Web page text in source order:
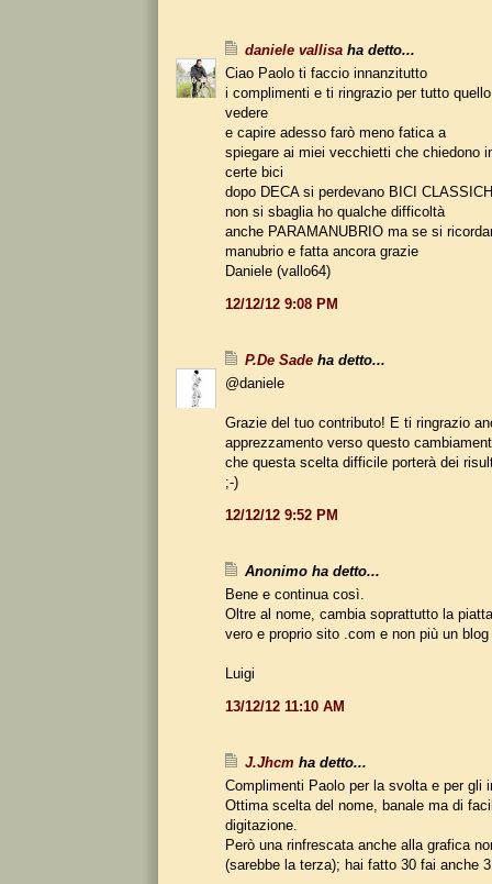
daniele vallisa ha detto...
Ciao Paolo ti faccio innanzitutto
i complimenti e ti ringrazio per tutto
vedere
e capire adesso farò meno fatica a
spiegare ai miei vecchietti che chiedono
certe bici
dopo DECA si perdevano BICI
non si sbaglia ho qualche difficoltà
anche PARAMANUBRIO ma se si
manubrio e fatta ancora grazie
Daniele (vallo64)
12/12/12 9:08 PM
P.De Sade ha detto...
@daniele
Grazie del tuo contributo! E ti ringrazio
apprezzamento verso questo
che questa scelta difficile porterà dei
;-)
12/12/12 9:52 PM
Anonimo ha detto...
Bene e continua così.
Oltre al nome, cambia soprattutto la
vero e proprio sito .com e non più un blog
Luigi
13/12/12 11:10 AM
J.Jhcm ha detto...
Complimenti Paolo per la svolta e per gli
Ottima scelta del nome, banale ma di
digitazione.
Però una rinfrescata anche alla grafica
(sarebbe la terza); hai fatto 30 fai anche